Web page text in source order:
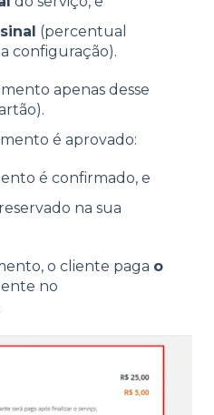
(percentual
configuração).
apenas desse
é aprovado:
é confirmado, e
na sua
o cliente paga o
no